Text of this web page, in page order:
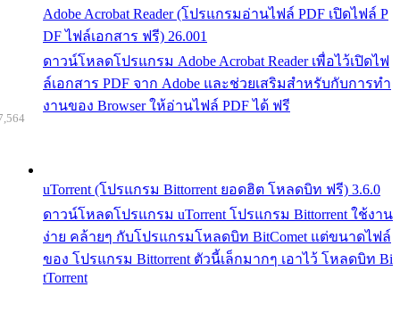
Adobe Acrobat Reader (โปรแกรมอ่านไฟล์ PDF เปิดไฟล์ P
DF ไฟล์เอกสาร ฟรี) 26.001
ดาวน์โหลดโปรแกรม Adobe Acrobat Reader เพื่อไว้เปิดไฟ
ล์เอกสาร PDF จาก Adobe และช่วยเสริมสำหรับกับการทำ
งานของ Browser ให้อ่านไฟล์ PDF ได้ ฟรี
uTorrent (โปรแกรม Bittorrent ยอดฮิต โหลดบิท ฟรี) 3.6.0
ดาวน์โหลดโปรแกรม uTorrent โปรแกรม Bittorrent ใช้งาน
ง่าย คล้ายๆ กับโปรแกรมโหลดบิท BitComet แต่ขนาดไฟล์
ของ โปรแกรม Bittorrent ตัวนี้เล็กมากๆ เอาไว้ โหลดบิท Bi
tTorrent